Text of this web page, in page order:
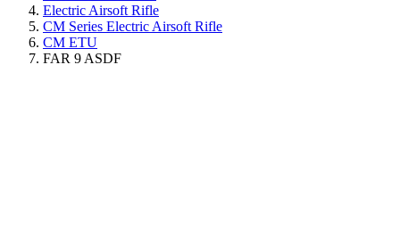
Electric Airsoft Rifle
CM Series Electric Airsoft Rifle
CM ETU
FAR 9 ASDF